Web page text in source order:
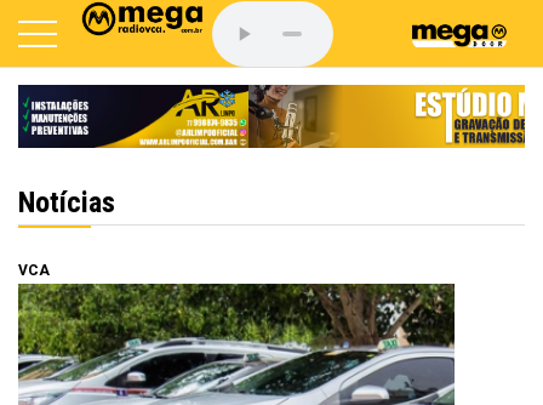
Notícias
VCA